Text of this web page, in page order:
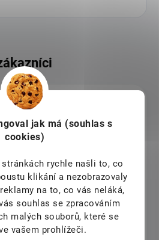
jak má (souhlas s
cookies)
rychle našli to, co
klikání a nezobrazovaly
na to, co vás neláká,
souhlas se zpracováním
malých souborů, které se
vašem prohlížeči.
milá obsluha